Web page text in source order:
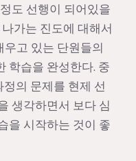
도 선행이 되어있을
가는 진도에 대해서
우고 있는 단원들의
학습을 완성한다. 중
의 문제를 현제 선
생각하면서 보다 심
을 시작하는 것이 좋